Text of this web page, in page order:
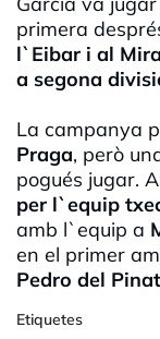
primera
l`Eibar i al
a segona
La campanya
Praga, però
pogués jugar.
per l`equip
amb l`equip a
en el primer
Pedro del
Etiquetes